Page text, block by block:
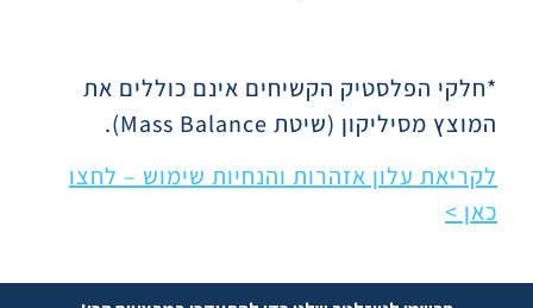
*חלקי הפלסטיק הקשיחים אינם כוללים את
המוצץ מסיליקון (שיטת Mass Balance
).
לקריאת עלון אזהרות והנחיות שימוש – לחצו
כאן >